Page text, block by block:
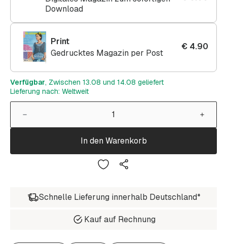
Download
Print
Gedrucktes Magazin per Post
€ 4.90
Verfügbar, Zwischen 13.08 und 14.08 geliefert
Lieferung nach: Weltweit
In den Warenkorb
Schnelle Lieferung innerhalb Deutschland*
Kauf auf Rechnung